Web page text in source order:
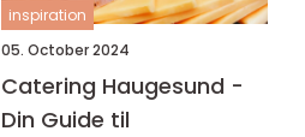
inspiration
05. October 2024
Catering Haugesund -
Din Guide til